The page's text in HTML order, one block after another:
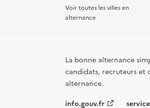
Voir toutes les villes en
alternance
La bonne alternance
candidats, recruteurs et
alternance.
info.gouv.fr